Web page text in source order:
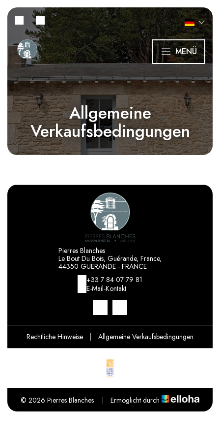
MENÜ
Allgemeine
Verkaufsbedingungen
Pierres Blanches
Le Bout Du Bois, Guérande, France,
44350 GUERANDE - FRANCE
+33 7 84 07 79 81
E-Mail-Kontakt
Rechtliche Hinweise Allgemeine Verkaufsbedingungen
© 2026 Pierres Blanches Ermöglicht durch